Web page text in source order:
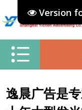
Version
逸晨广告是